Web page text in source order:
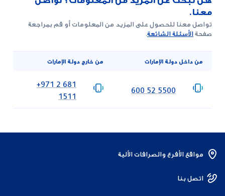
معنا.
تواصل معنا للحصول على المزيد من المعلومات أو قم بمراجعة
صفحةالأسئلة الشائعة.
من داخل دولة الإمارات من خارج دولة الإمارات
‎600 52 5500
‎+971 2 681
1511
مواقع الأفرع والصرافات الألية
اتصل بنا